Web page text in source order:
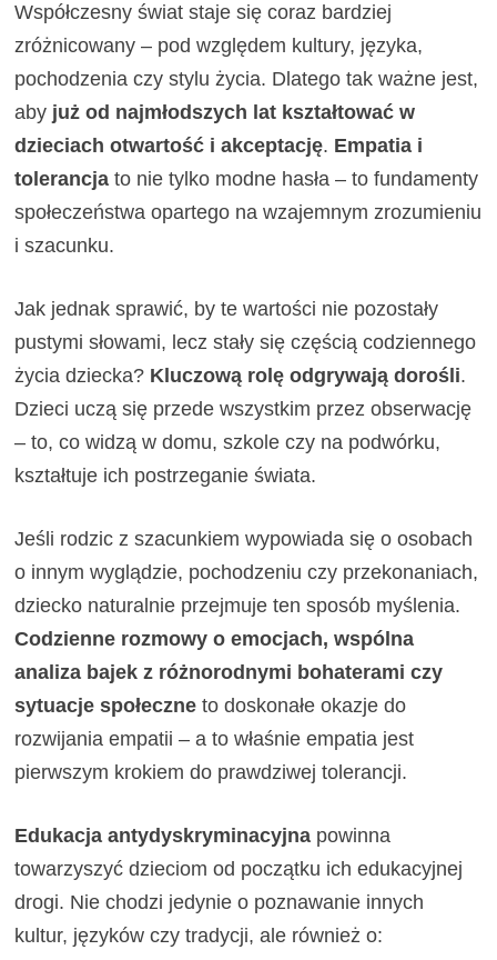
Współczesny świat staje się coraz bardziej
zróżnicowany – pod względem kultury, języka,
pochodzenia czy stylu życia. Dlatego tak ważne jest,
aby już od najmłodszych lat kształtować w
dzieciach otwartość i akceptację. Empatia i
tolerancja to nie tylko modne hasła – to fundamenty
społeczeństwa opartego na wzajemnym zrozumieniu
i szacunku.
Jak jednak sprawić, by te wartości nie pozostały
pustymi słowami, lecz stały się częścią codziennego
życia dziecka? Kluczową rolę odgrywają dorośli.
Dzieci uczą się przede wszystkim przez obserwację
– to, co widzą w domu, szkole czy na podwórku,
kształtuje ich postrzeganie świata.
Jeśli rodzic z szacunkiem wypowiada się o osobach
o innym wyglądzie, pochodzeniu czy przekonaniach,
dziecko naturalnie przejmuje ten sposób myślenia.
Codzienne rozmowy o emocjach, wspólna
analiza bajek z różnorodnymi bohaterami czy
sytuacje społeczne to doskonałe okazje do
rozwijania empatii – a to właśnie empatia jest
pierwszym krokiem do prawdziwej tolerancji.
Edukacja antydyskryminacyjna powinna
towarzyszyć dzieciom od początku ich edukacyjnej
drogi. Nie chodzi jedynie o poznawanie innych
kultur, języków czy tradycji, ale również o: